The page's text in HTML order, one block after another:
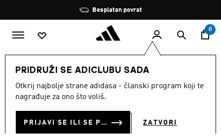
Zaustavi
rotaciju
Besplatan povrat
0
PRIDRUŽI SE ADICLUBU SADA
Otkrij najbolje strane adidasa - članski program koji te
nagrađuje za ono što voliš.
PRIJAVI SE ILI SE PRIDRUŽI SADA ZATVORI
MODNE MARKE Performance Obuća
SMEĐA·OBUĆA